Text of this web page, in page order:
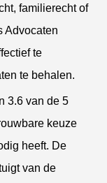
familierecht of
Advocaten
te
te behalen.
3.6 van de 5
keuze
heeft. De
van de